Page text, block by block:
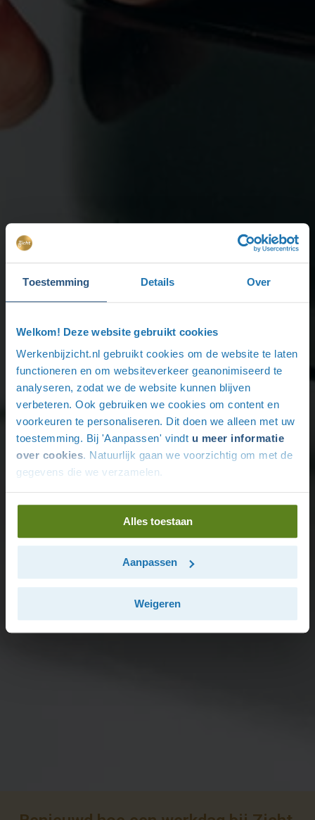
Toestemming Details Over
Welkom! Deze website gebruikt cookies
Werkenbijzicht.nl gebruikt cookies om de website te laten
functioneren en om websiteverkeer geanonimiseerd te
analyseren, zodat we de website kunnen blijven
verbeteren. Ook gebruiken we cookies om content en
voorkeuren te personaliseren. Dit doen we alleen met uw
toestemming. Bij 'Aanpassen' vindt u meer informatie
over cookies. Natuurlijk gaan we voorzichtig om met de
gegevens die we verzamelen.
Alles toestaan
Aanpassen
Weigeren